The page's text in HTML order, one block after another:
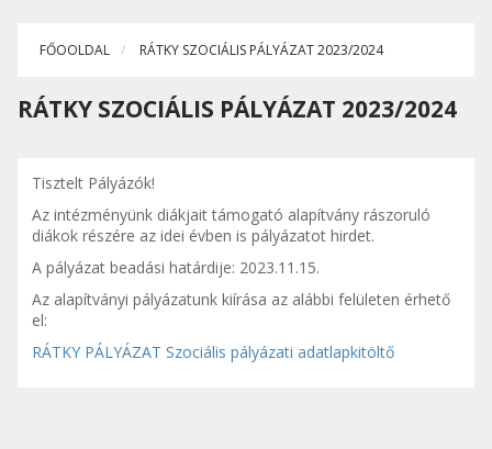
FŐOOLDAL RÁTKY SZOCIÁLIS PÁLYÁZAT 2023/2024
RÁTKY SZOCIÁLIS PÁLYÁZAT 2023/2024
Tisztelt Pályázók!
Az intézményünk diákjait támogató alapítvány rászoruló
diákok részére az idei évben is pályázatot hirdet.
A pályázat beadási határdije: 2023.11.15.
Az alapítványi pályázatunk kiírása az alábbi felületen érhető
el:
RÁTKY PÁLYÁZAT Szociális pályázati adatlapkitöltő